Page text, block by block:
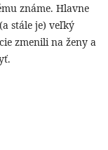
známe. Hlavne
stále je) veľký
zmenili na ženy a